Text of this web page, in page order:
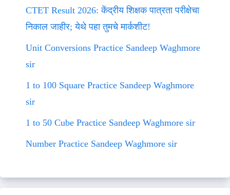
CTET Result 2026: केंद्रीय शिक्षक पात्रता परीक्षेचा
निकाल जाहीर; येथे पहा तुमचे मार्कशीट!
Unit Conversions Practice Sandeep Waghmore
sir
1 to 100 Square Practice Sandeep Waghmore
sir
1 to 50 Cube Practice Sandeep Waghmore sir
Number Practice Sandeep Waghmore sir